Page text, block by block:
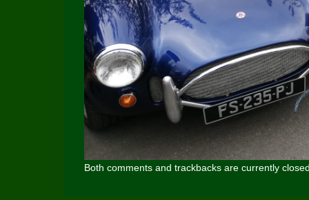
Both comments and trackbacks are currently